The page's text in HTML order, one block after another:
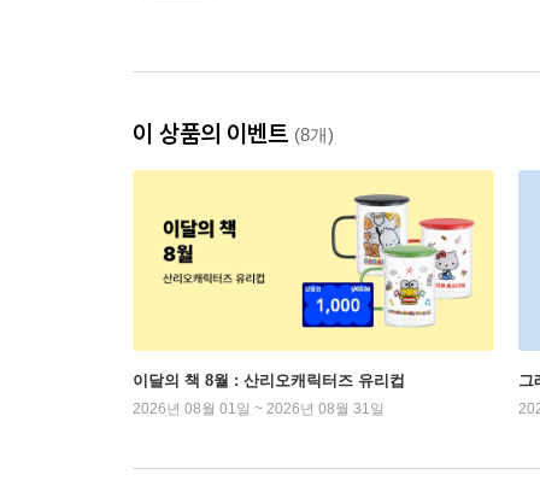
이 상품의 이벤트 (8개)
이달의 책 8월 : 산리오캐릭터즈 유리컵
2026년 08월 01일 ~ 2026년 08월 31일
그